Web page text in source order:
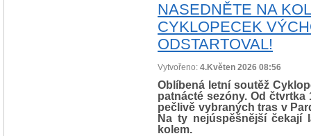
NASEDNĚTE NA
CYKLOPECEK
ODSTARTOVAL!
Vytvořeno: 4.Květen 2026 08:56
Oblíbená letní soutěž
patnácté sezóny. Od
pečlivě vybraných tras v
Na ty nejúspěšnější
kolem.